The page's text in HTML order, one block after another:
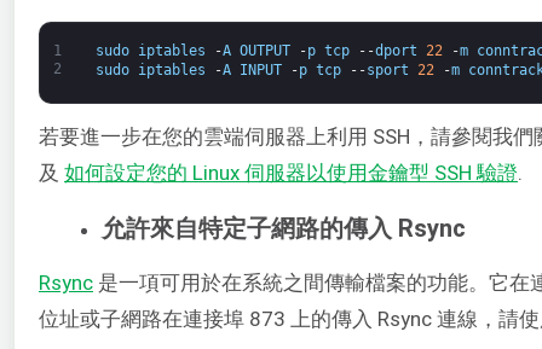
1
2
sudo iptables -A OUTPUT -p tcp --dport 22 -m
sudo
iptables -A INPUT -p tcp --sport 22 -m
若要進一步在您的雲端伺服器上利用 SSH，請參閱我
及 如何設定您的 Linux 伺服器以使用金鑰型 SSH 驗證
允許來自特定子網路的傳入 Rsync
Rsync 是一項可用於在系統之間傳輸檔案的功能。它
位址或子網路在連接埠 873 上的傳入 Rsync 連線，請